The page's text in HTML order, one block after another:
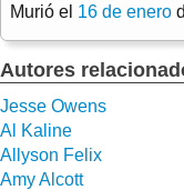
Murió el 16 de enero
Autores
Jesse Owens
Al Kaline
Allyson Felix
Amy Alcott